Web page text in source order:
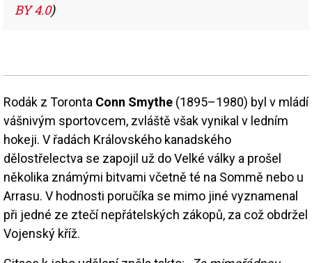
BY 4.0)
Rodák z Toronta Conn Smythe (1895–1980) byl v mládí
vášnivým sportovcem, zvláště však vynikal v ledním
hokeji. V řadách Královského kanadského
dělostřelectva se zapojil už do Velké války a prošel
několika známými bitvami včetně té na Sommě nebo u
Arrasu. V hodnosti poručíka se mimo jiné vyznamenal
při jedné ze ztečí nepřátelských zákopů, za což obdržel
Vojenský kříž.